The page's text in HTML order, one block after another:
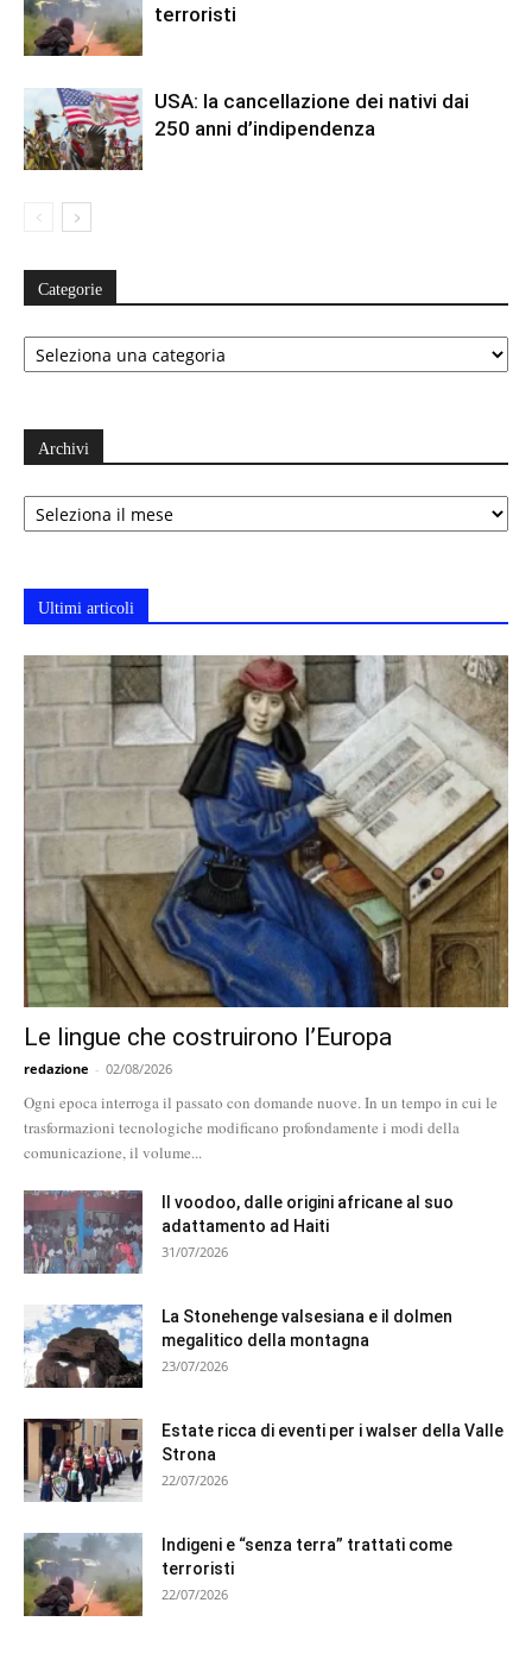
terroristi
USA: la cancellazione dei nativi dai
250 anni d’indipendenza
Categorie
Categorie
Archivi
Archivi
Ultimi articoli
Le lingue che costruirono l’Europa
redazione - 02/08/2026
Ogni epoca interroga il passato con domande nuove. In un tempo in cui le
trasformazioni tecnologiche modificano profondamente i modi della
comunicazione, il volume...
Il voodoo, dalle origini africane al suo
adattamento ad Haiti
31/07/2026
La Stonehenge valsesiana e il dolmen
megalitico della montagna
23/07/2026
Estate ricca di eventi per i walser della Valle
Strona
22/07/2026
Indigeni e “senza terra” trattati come
terroristi
22/07/2026